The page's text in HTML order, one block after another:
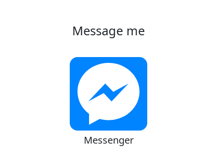
Message me
Messenger